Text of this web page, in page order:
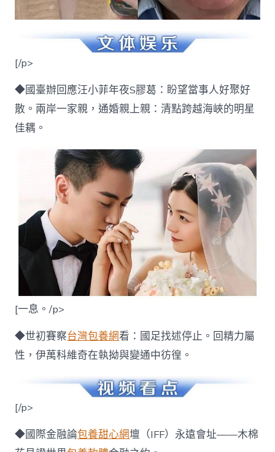
[/p>
◆國臺辦回應汪小菲年夜S膠葛：盼望當事人好聚好
散。兩岸一家親，通婚親上親：清點跨越海峽的明星
佳耦。
[一息。/p>
◆世初賽察台灣包養網看：國足找述停止。回精力屬
性，伊萬科維奇在執拗與變通中彷徨。
[/p>
◆國際金融論包養甜心網壇（IFF）永遠會址——木棉